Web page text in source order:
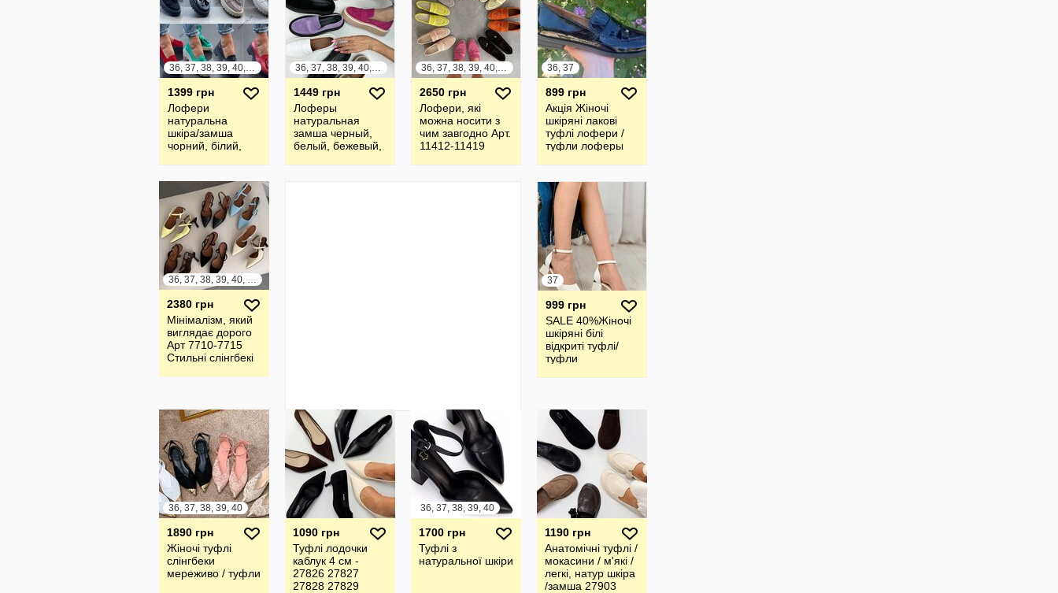
36, 37, 38, 39, 40, 41
1399 грн
Лофери
натуральна
шкіра/замша
чорний, білий,
36, 37, 38, 39, 40, 41
1449 грн
Лоферы
натуральная
замша черный,
белый, бежевый,
36, 37, 38, 39, 40, 41
2650 грн
Лофери, які
можна носити з
чим завгодно Арт.
11412-11419
36, 37
899 грн
Акція Жіночі
шкіряні лакові
туфлі лофери /
туфли лоферы
36, 37, 38, 39, 40, 41
2380 грн
Мінімалізм, який
виглядає дорого
Арт 7710-7715
Стильні слінгбекі
37
999 грн
SALE 40%Жіночі
шкіряні білі
відкриті туфлі/
туфли
36, 37, 38, 39, 40
1890 грн
Жіночі туфлі
слінгбеки
мереживо / туфли
1090 грн
Туфлі лодочки
каблук 4 см -
27826 27827
27828 27829
36, 37, 38, 39, 40
1700 грн
Туфлі з
натуральної шкіри
1190 грн
Анатомічні туфлі /
мокасини / м'які /
легкі, натур шкіра
/замша 27903